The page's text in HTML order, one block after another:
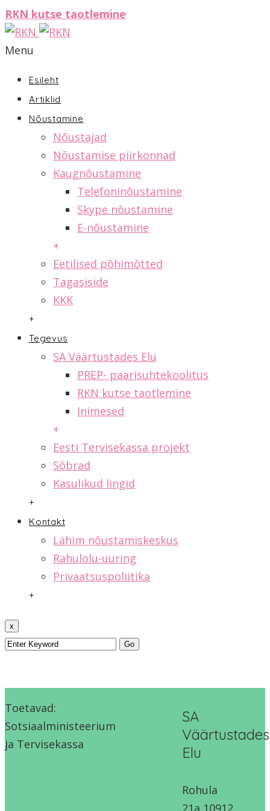
RKN kutse taotlemine
Menu
Esileht
Artiklid
Nõustamine
Nõustajad
Nõustamise piirkonnad
Kaugnõustamine
Telefoninõustamine
Skype nõustamine
E-nõustamine
+
Eetilised põhimõtted
Tagasiside
KKK
+
Tegevus
SA Väärtustades Elu
PREP- paarisuhtekoolitus
RKN kutse taotlemine
Inimesed
+
Eesti Tervisekassa projekt
Sõbrad
Kasulikud lingid
+
Kontakt
Lähim nõustamiskeskus
Rahulolu-uuring
Privaatsuspoliitika
+
x
Toetavad:
Sotsiaalministeerium
ja Tervisekassa
SA
Väärtustades
Elu
Rohula
21a,10912